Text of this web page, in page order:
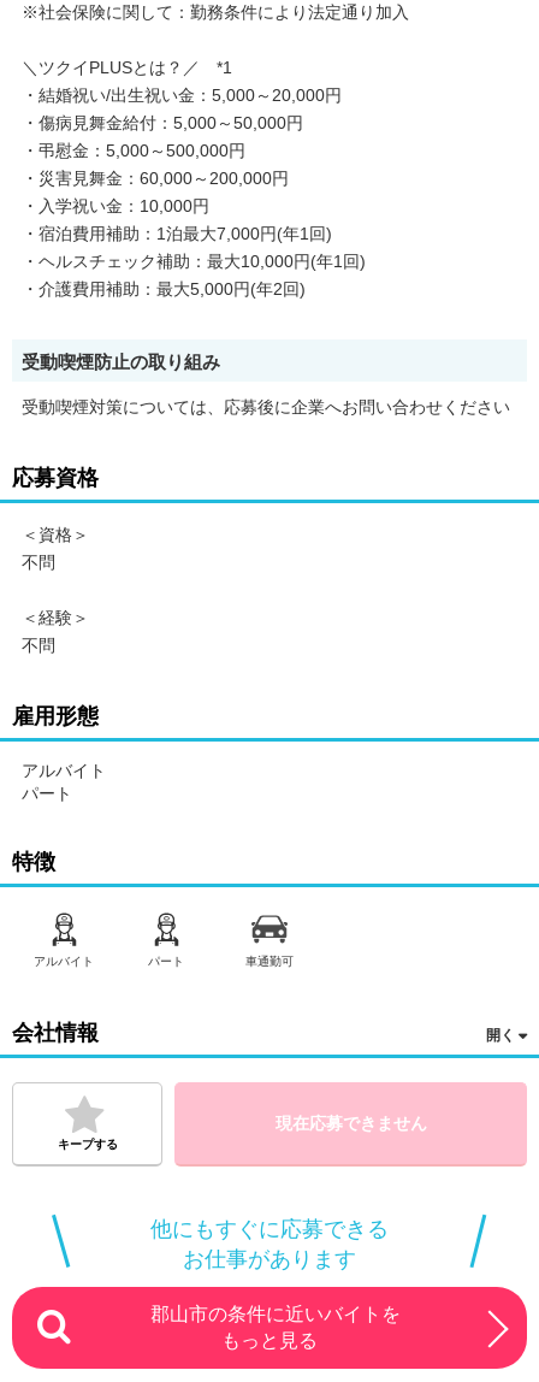
※社会保険に関して：勤務条件により法定通り加入
＼ツクイPLUSとは？／ *1
・結婚祝い/出生祝い金：5,000～20,000円
・傷病見舞金給付：5,000～50,000円
・弔慰金：5,000～500,000円
・災害見舞金：60,000～200,000円
・入学祝い金：10,000円
・宿泊費用補助：1泊最大7,000円(年1回)
・ヘルスチェック補助：最大10,000円(年1回)
・介護費用補助：最大5,000円(年2回)
受動喫煙防止の取り組み
受動喫煙対策については、応募後に企業へお問い合わせください
応募資格
＜資格＞
不問
＜経験＞
不問
雇用形態
アルバイト
パート
特徴
アルバイト パート 車通勤可
会社情報
キープする
現在応募できません
他にもすぐに応募できる
お仕事があります
郡山市の条件に近いバイトを
もっと見る